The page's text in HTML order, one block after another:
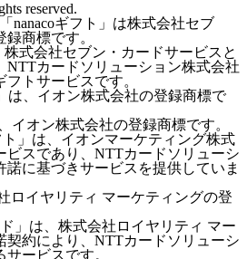
reserved.
nanacoギフト」は株式会社セブ
商標です。
式会社セブン・カードサービスと
NTTカードソリューション株式会社
トサービスです。
、イオン株式会社の登録商標で
イオン株式会社の登録商標です。
」は、イオンマーケティング株式
ビスであり、NTTカードソリューシ
諾に基づきサービスを提供していま
ロイヤリティ マーケティングの登
」は、株式会社ロイヤリティ マー
契約により、NTTカードソリューシ
ービスです。